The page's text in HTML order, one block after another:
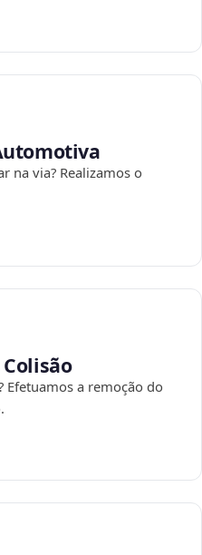
na via? Realizamos o
Efetuamos a remoção do